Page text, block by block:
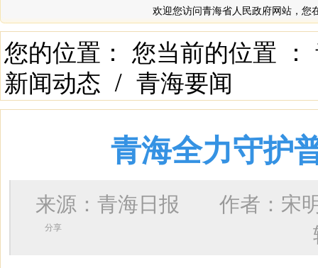
欢迎您访问青海省人民政府网站，您
您的位置： 您当前的位置 ：
新闻动态 / 青海要闻
青海全力守护
来源：青海日报 作者： 宋
分享